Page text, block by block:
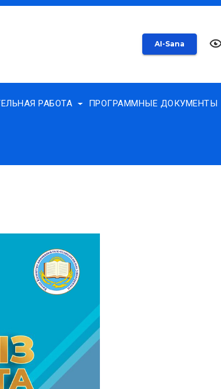
AI-Sana
РАБОТА ПРОГРАММНЫЕ ДОКУМЕНТЫ